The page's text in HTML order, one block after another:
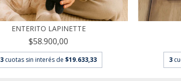
ENTERITO LAPINETTE
$58.900,00
3 cuotas sin interés de$19.633,33 3